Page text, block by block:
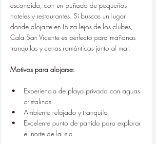
escondida, con un puñado de pequeños
hoteles y restaurantes. Si buscas un lugar
donde alojarte en Ibiza lejos de los clubes,
Cala San Vicente es perfecto para mañanas
tranquilas y cenas románticas junto al mar.
Motivos para alojarse:
Experiencia de playa privada con aguas
cristalinas
Ambiente relajado y tranquilo
Excelente punto de partida para explorar
el norte de la isla